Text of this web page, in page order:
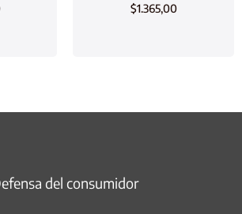
$1.365,00
del consumidor